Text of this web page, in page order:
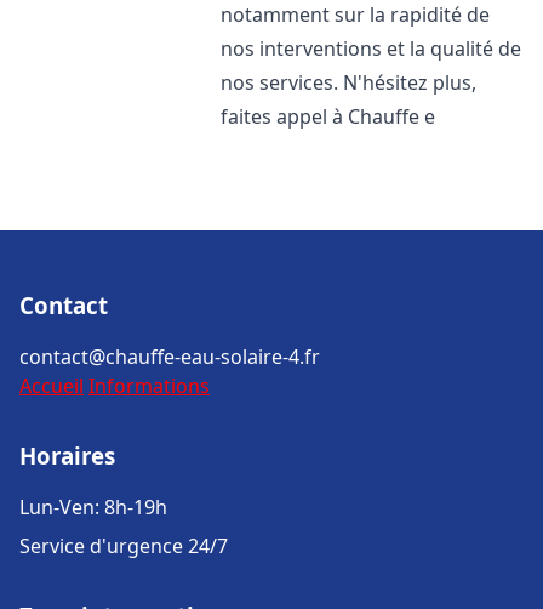
notamment sur la rapidité de
nos interventions et la qualité de
nos services. N'hésitez plus,
faites appel à Chauffe e
Contact
contact@chauffe-eau-solaire-4.fr
Accueil Informations
Horaires
Lun-Ven: 8h-19h
Service d'urgence 24/7